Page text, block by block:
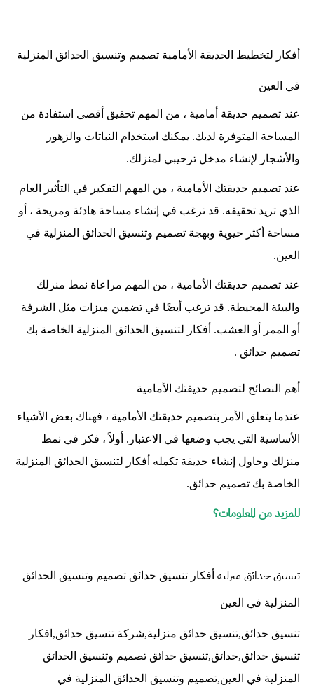
أفكار لتخطيط الحديقة الأمامية تصميم وتنسيق الحدائق المنزلية
في العين
عند تصميم حديقة أمامية ، من المهم تحقيق أقصى استفادة من
المساحة المتوفرة لديك. يمكنك استخدام النباتات والزهور
والأشجار لإنشاء مدخل ترحيبي لمنزلك.
عند تصميم حديقتك الأمامية ، من المهم التفكير في التأثير العام
الذي تريد تحقيقه. قد ترغب في إنشاء مساحة هادئة ومريحة ، أو
مساحة أكثر حيوية وبهجة تصميم وتنسيق الحدائق المنزلية في
العين.
عند تصميم حديقتك الأمامية ، من المهم مراعاة نمط منزلك
والبيئة المحيطة. قد ترغب أيضًا في تضمين ميزات مثل الشرفة
أو الممر أو العشب. أفكار لتنسيق الحدائق المنزلية الخاصة بك
تصميم حدائق .
أهم النصائح لتصميم حديقتك الأمامية
عندما يتعلق الأمر بتصميم حديقتك الأمامية ، فهناك بعض الأشياء
الأساسية التي يجب وضعها في الاعتبار. أولاً ، فكر في نمط
منزلك وحاول إنشاء حديقة تكمله أفكار لتنسيق الحدائق المنزلية
الخاصة بك تصميم حدائق.
للمزيد من المعلومات؟
تنسيق حدائق منزلية أفكار تنسيق حدائق تصميم وتنسيق الحدائق
المنزلية في العين
تنسيق حدائق,تنسيق حدائق منزلية,شركة تنسيق حدائق,افكار
تنسيق حدائق,حدائق,تنسيق حدائق تصميم وتنسيق الحدائق
المنزلية في العين,تصميم وتنسيق الحدائق المنزلية في